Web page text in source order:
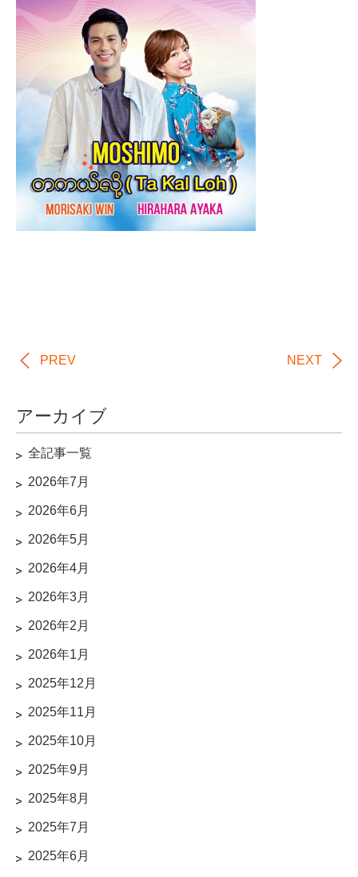
PREV NEXT
アーカイブ
全記事一覧
2026年7月
2026年6月
2026年5月
2026年4月
2026年3月
2026年2月
2026年1月
2025年12月
2025年11月
2025年10月
2025年9月
2025年8月
2025年7月
2025年6月